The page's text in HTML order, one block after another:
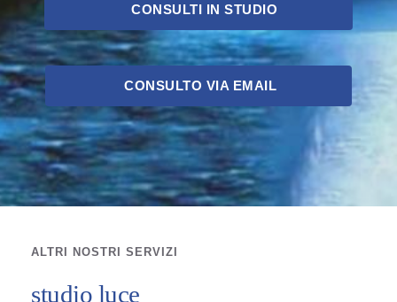
CONSULTI IN STUDIO
CONSULTO VIA EMAIL
ALTRI NOSTRI SERVIZI
studio luce